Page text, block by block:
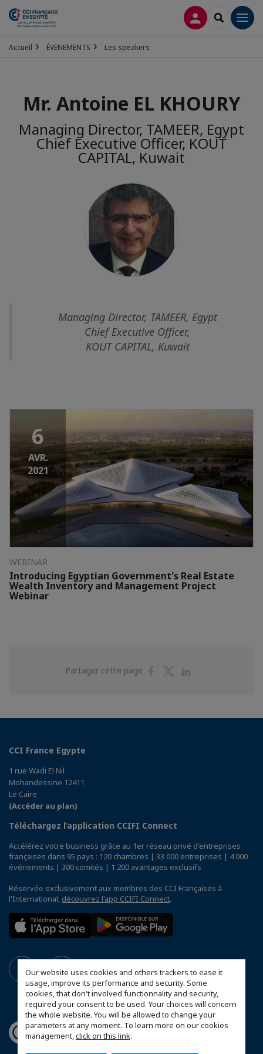
Our website uses cookies and others trackers to ease it
usage, improve its performance and security. Some
cookies, that don't involved functionnality and security,
required your consent to be used. Your choices will concern
the whole website. You will be allowed to change your
parameters at any moment. To learn more on our cookies
management,click on this link.
CONNEXION
Accueil ÉVENEMENTS Les speakers
Mr. Antoine EL KHOURY
Managing Director, TAMEER, Egypt
Chief Executive Officer, KOUT
CAPITAL, Kuwait
Managing Director, TAMEER, Egypt
Chief Executive Officer,
KOUT CAPITAL, Kuwait
6
AVR.
2021
WEBINAR
Introducing Egyptian Government's Real Estate
Wealth Inventory and Management Project
Webinar
Partager cette page
PartagerPartager
CCI France Egypte
1 rue Wadi El Nil
Mohandessine 12411
Le Caire
(Accéder au plan)
Téléchargez l’application CCIFI Connect
Accélérez votre business grâce au 1er réseau privé d'entreprises
françaises dans 95 pays : 120 chambres | 33 000 entreprises | 4 000
événements | 300 comités | 1 200 avantages exclusifs
Réservée exclusivement aux membres des CCI Françaises à
l'International, découvrez l'app CCIFI Connect.